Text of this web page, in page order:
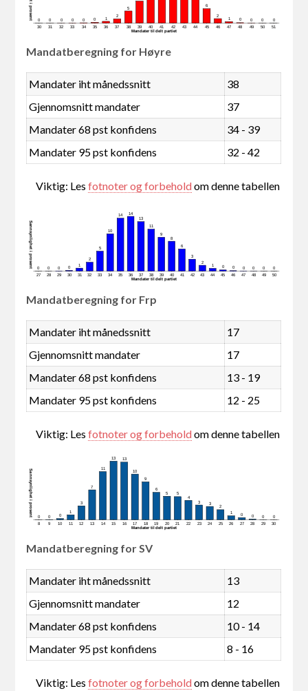
Mandater tildelt partiet
0 0 0 0 0 0 1
2
5
6
2
1 0 0 0
0
30
31 32 33 34 35 36 37 38 39 40 41 42 43 44 45 46 47 48 49 50 51
Mandatberegning for Høyre
Mandater iht månedssnitt
38
Gjennomsnitt mandater
37
Mandater 68 pst konfidens
34 - 39
Mandater 95 pst konfidens
32 - 42
Viktig: Lesfotnoter og forbeholdom denne tabellen
Mandater tildelt partiet
Sannsynlighet i prosent 0 0 0 0
1
2
5
10
14 14
13
11
9
8
6
3
2
1 0 0 0 0 0 0
27 28 29 30 31 32 33 34 35 36 37 38 39 40 41 42 43 44 45 46 47 48 49 50
Mandatberegning for Frp
Mandater iht månedssnitt
17
Gjennomsnitt mandater
17
Mandater 68 pst konfidens
13 - 19
Mandater 95 pst konfidens
12 - 25
Viktig: Lesfotnoter og forbeholdom denne tabellen
Mandater tildelt partiet
Sannsynlighet i prosent 0 0 0
1
3
7
11
13 13
10
9
6
5 5
4
3
3
2
1 0 0 0
0
8
9 10 11 12 13 14 15 16 17 18 19 20 21 22 23 24 25 26 27 28 29 30
Mandatberegning for SV
Mandater iht månedssnitt
13
Gjennomsnitt mandater
12
Mandater 68 pst konfidens
10 - 14
Mandater 95 pst konfidens
8 - 16
Viktig: Lesfotnoter og forbeholdom denne tabellen